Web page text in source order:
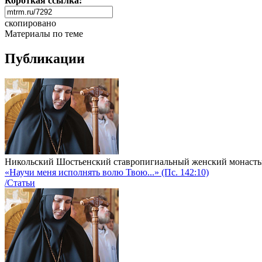
скопировано
Материалы по теме
Публикации
Никольский Шостьенский ставропигиальный женский
«Научи меня исполнять волю Твою...» (Пс. 142:10)
/Статьи